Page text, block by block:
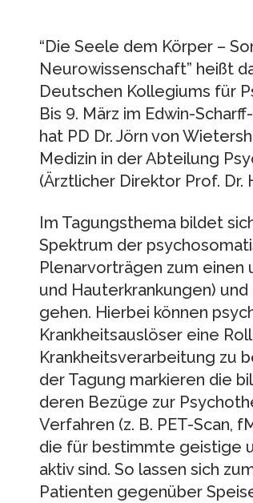
“Die Seele dem Körper –
Neurowissenschaft” heißt
Deutschen Kollegiums für
Bis 9. März im Edwin-
hat PD Dr. Jörn von
Medizin in der Abteilung
(Ärztlicher Direktor Prof.
Im Tagungsthema bildet
Spektrum der
Plenarvorträgen zum einen
und Hauterkrankungen)
gehen. Hierbei können
Krankheitsauslöser eine
Krankheitsverarbeitung zu
der Tagung markieren die
deren Bezüge zur
Verfahren (z. B. PET-Scan,
die für bestimmte geistige
aktiv sind. So lassen sich
Patienten gegenüber